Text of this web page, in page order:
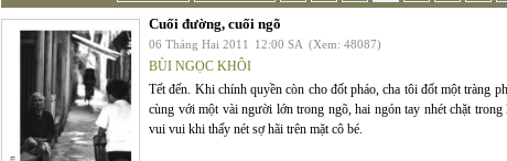
Cuối đường, cuối ngõ
06 Tháng Hai 2011 12:00 SA (Xem: 48087)
BÙI NGỌC KHÔI
Tết đến. Khi chính quyền còn cho đốt pháo, cha tôi đốt một tràng
cùng với một vài người lớn trong ngõ, hai ngón tay nhét chặt
vui vui khi thấy nét sợ hãi trên mặt cô bé.